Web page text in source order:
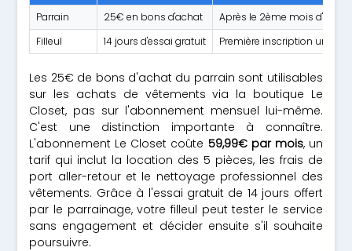
Parrain
25€ en bons d'achat
Après le 2ème mois
Filleul
14 jours d'essai gratuit Première inscription
Les 25€ de bons d'achat du parrain sont utilisables
sur les achats de vêtements via la boutique Le
Closet, pas sur l'abonnement mensuel lui-même.
C'est une distinction importante à connaître.
L'abonnement Le Closet coûte 59,99€ par mois, un
tarif qui inclut la location des 5 pièces, les frais de
port aller-retour et le nettoyage professionnel des
vêtements. Grâce à l'essai gratuit de 14 jours offert
par le parrainage, votre filleul peut tester le service
sans engagement et décider ensuite s'il souhaite
poursuivre.